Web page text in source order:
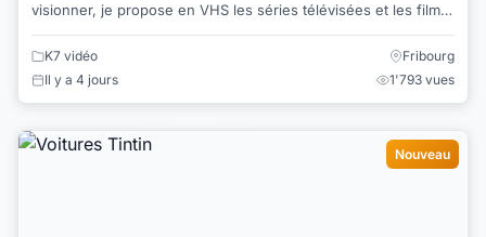
visionner, je propose en VHS les séries télévisées et les films
anciens suivants: 1. Le Château...
K7 vidéo
Fribourg
Il y a 4 jours
1'793 vues
Nouveau